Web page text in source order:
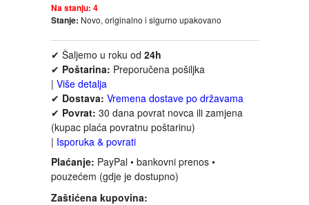
KLASICI
KNJIGE ZA DECU
KOMEDIJA
KRIMINALISTIČKI
KUVARI
Na stanju: 4
Stanje: Novo, originalno i sigurno upakovano
✔ Šaljemo u roku od 24h
✔ Poštarina: Preporučena pošiljka
| Više detalja
✔ Dostava: Vremena dostave po državama
✔ Povrat: 30 dana povrat novca ili zamjena
(kupac plaća povratnu poštarinu)
| Isporuka & povrati
Plaćanje: PayPal • bankovni prenos •
pouzećem (gdje je dostupno)
Zaštićena kupovina: